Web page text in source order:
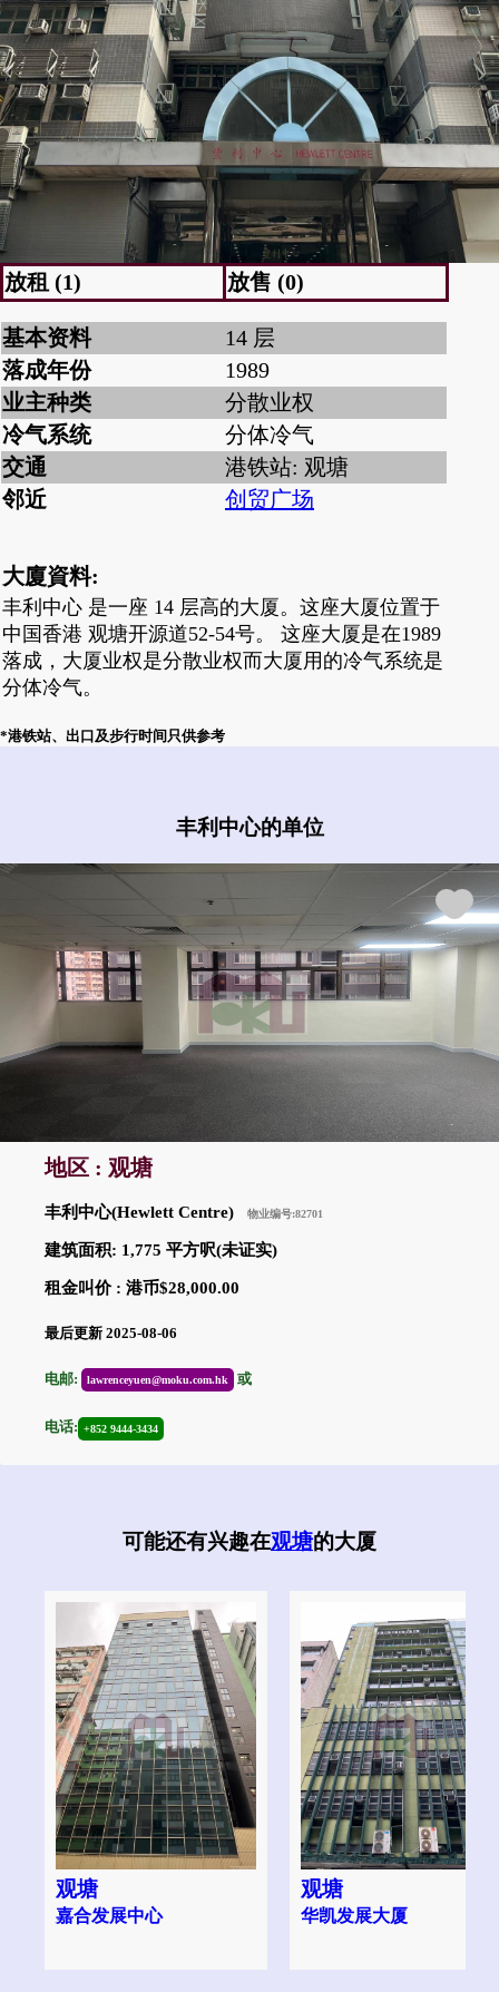
放租 (1) 放售 (0)
基本资料
14 层
落成年份
1989
业主种类
分散业权
冷气系统
分体冷气
交通
港铁站: 观塘
邻近
创贸广场
大廈資料:
丰利中心 是一座 14 层高的大厦。这座大厦位置于
中国香港 观塘开源道52-54号。 这座大厦是在1989
落成，大厦业权是分散业权而大厦用的冷气系统是
分体冷气。
*港铁站、出口及步行时间只供参考
丰利中心的单位
地区 : 观塘
丰利中心(Hewlett Centre) 物业编号:82701
建筑面积: 1,775 平方呎(未证实)
租金叫价 : 港币$28,000.00
最后更新 2025-08-06
电邮: lawrenceyuen@moku.com.hk 或
电话: +852 9444-3434
可能还有兴趣在观塘的大厦
观塘
嘉合发展中心
观塘
华凯发展大厦